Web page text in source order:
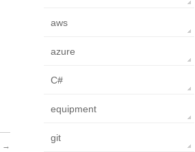
→
aws
azure
C#
equipment
git